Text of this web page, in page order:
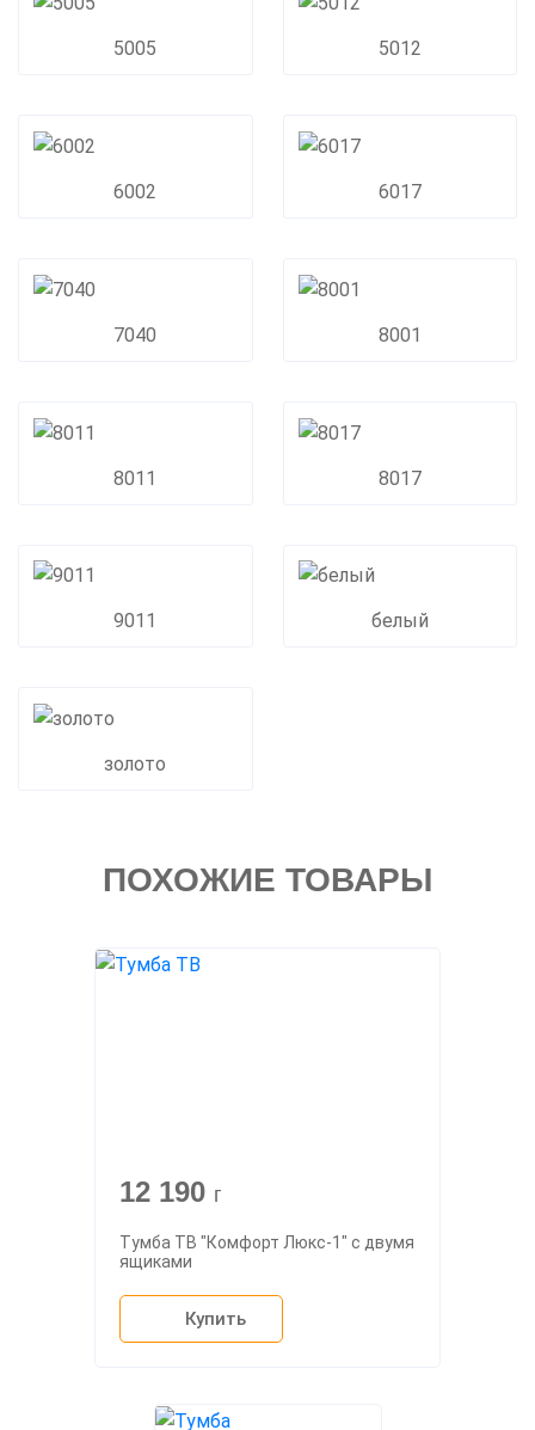
5005 5012
6002 6017
7040 8001
8011 8017
9011 белый
золото
ПОХОЖИЕ ТОВАРЫ
12 190 г
Тумба ТВ "Комфорт Люкс-1" с двумя
ящиками
Купить